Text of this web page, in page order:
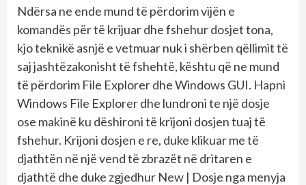
Ndërsa ne ende mund të përdorim vijën e
komandës për të krijuar dhe fshehur dosjet tona,
kjo teknikë asnjë e vetmuar nuk i shërben qëllimit të
saj jashtëzakonisht të fshehtë, kështu që ne mund
të përdorim File Explorer dhe Windows GUI. Hapni
Windows File Explorer dhe lundroni te një dosje
ose makinë ku dëshironi të krijoni dosjen tuaj të
fshehur. Krijoni dosjen e re, duke klikuar me të
djathtën në një vend të zbrazët në dritaren e
djathtë dhe duke zgjedhur New | Dosje nga menyja